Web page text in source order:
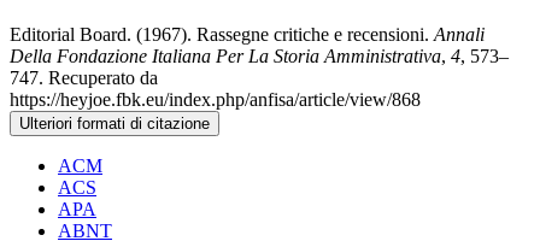
Editorial Board. (1967). Rassegne critiche e recensioni. Annali
Della Fondazione Italiana Per La Storia Amministrativa, 4, 573–
747. Recuperato da
https://heyjoe.fbk.eu/index.php/anfisa/article/view/868
Ulteriori formati di citazione
ACM
ACS
APA
ABNT